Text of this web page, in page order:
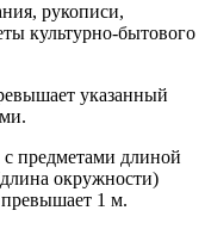
рукописи,
культурно-бытового
указанный
предметами длиной
окружности)
1 м.